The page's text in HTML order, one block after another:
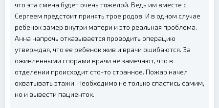
что эта смена будет очень тяжелой. Ведь им вместе с
Сергеем предстоит принять трое родов. И в одном случае
ребенок замер внутри матери и это реальная проблема.
Анна напрочь отказывается проводить операцию
утверждая, что ее ребенок жив и врачи ошибаются. За
оживленными спорами врачи не замечают, что в
отделении происходит сто-то странное. Пожар начел
охватывать этажи. Необходимо не только спастись самим,
но и вывести пациенток.